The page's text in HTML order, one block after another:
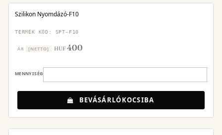
Szilikon Nyomdázó-F10
TERMÉK KÓD: SPT-F10
ÁR [NETTO] HUF400
MENNYISÉG
BEVÁSÁRLÓKOCSIBA